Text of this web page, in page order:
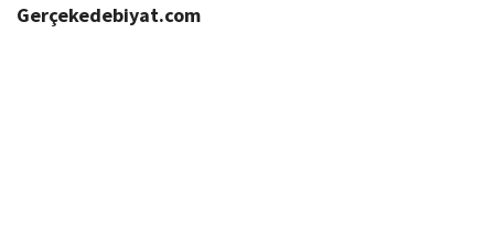
Gerçekedebiyat.com